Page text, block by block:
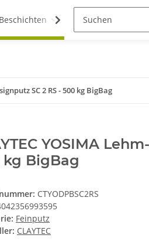
Streichen & Ölen
SC 2 RS - 500 kg BigBag
YOSIMA
kg BigBag
CTYODPBSC2RS
Feinputz
CLAYTEC